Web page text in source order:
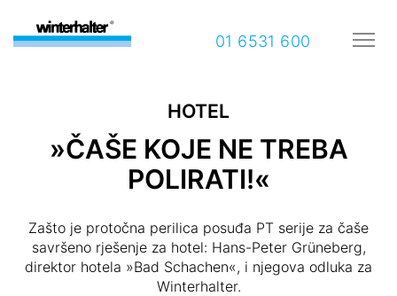
01 6531 600
HOTEL
»ČAŠE KOJE NE TREBA
POLIRATI!«
Zašto je protočna perilica posuđa PT serije za čaše
savršeno rješenje za hotel: Hans-Peter Grüneberg,
direktor hotela »Bad Schachen«, i njegova odluka za
Winterhalter.